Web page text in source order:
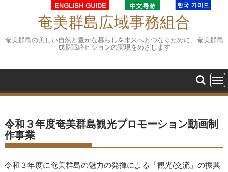
奄美群島広域事務組合
奄美群島の美しい自然と豊かな暮らしを未来へとつなぐために、奄美群島
成長戦略ビジョンの実現をめざします
令和３年度奄美群島観光プロモーション動画制
作事業
令和３年度に奄美群島の魅力の発揮による「観光/交流」の振興